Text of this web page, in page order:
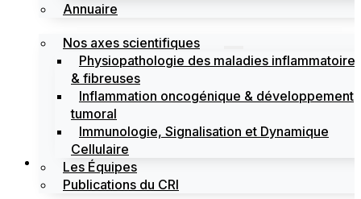
Annuaire
Nos axes scientifiques
Physiopathologie des maladies inflammatoires
& fibreuses
Inflammation oncogénique & développement
tumoral
Immunologie, Signalisation et Dynamique
Cellulaire
Les Équipes
Publications du CRI
Formations